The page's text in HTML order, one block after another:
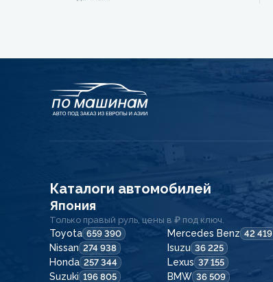
Каталоги автомобилей
Япония
Только правый руль, цены в ₽ под ключ.
Toyota 659 390 Mercedes Benz 42 419
Nissan 274 938 Isuzu 36 225
Honda 257 344 Lexus 37 155
Suzuki 196 805 BMW 36 509